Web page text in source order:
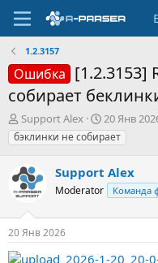
1.2.3157
Ошибка [1.2.3153]
собирает
А
в
т
р
т
м
ы
Support Alex
Д
а
т
н
а
а
20 Янв
бэклинки не собирает
Support Alex
Moderator Команда
20 Янв 2026